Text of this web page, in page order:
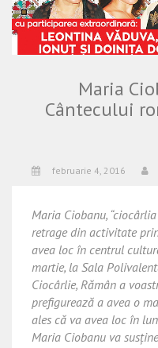
Maria
Cântecului
februarie 4, 2016
Maria Ciobanu,
retrage din activitate
avea loc în centrul
martie, la Sala
Ciocârlie, Rămân a
prefigurează a avea o
ales că va avea loc în
Maria Ciobanu va